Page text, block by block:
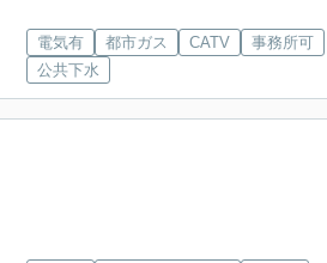
電気有 都市ガス CATV
事務所可
公共下水